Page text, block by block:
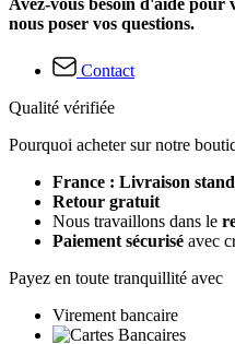
nous poser vos questions.
Contact
Qualité vérifiée
Pourquoi acheter sur notre
France : Livraison
Retour gratuit
Nous travaillons dans le
Paiement sécurisé avec
Payez en toute tranquillité avec
Virement bancaire